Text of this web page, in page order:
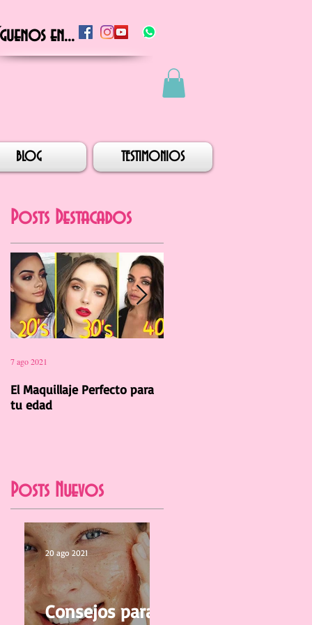
en...
BLOG TESTIMONIOS
Posts Destacados
El Maquillaje Perfecto para
tu edad
7 ago 2021
Posts Nuevos
Consejos para
20 ago 2021